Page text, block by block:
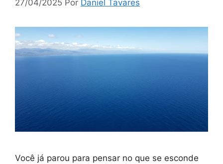
27/04/2025 Por Daniel Tavares
Você já parou para pensar no que se esconde